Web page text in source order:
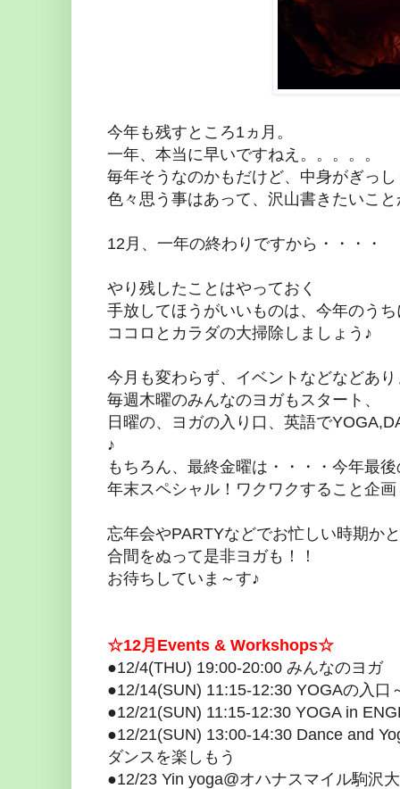
今年も残すところ1ヵ月。
一年、本当に早いですねえ。。。。。
毎年そうなのかもだけど、中身がぎっ
色々思う事はあって、沢山書きたいこ
12月、一年の終わりですから・・・・
やり残したことはやっておく
手放してほうがいいものは、今年のう
ココロとカラダの大掃除しましょう♪
今月も変わらず、イベントなどなどあり
毎週木曜のみんなのヨガもスタート、
日曜の、ヨガの入り口、英語で
♪
もちろん、最終金曜は・・・・今年最
年末スペシャル！ワクワクすること企
忘年会やPARTYなどでお忙しい時期か
合間をぬって是非ヨガも！！
お待ちしていま～す♪
☆12月Events & Workshops☆
●12/4(THU) 19:00-20:00 みんなのヨガ
●12/14(SUN) 11:15-12:30 YOGAの入口
●12/21(SUN) 11:15-12:30 YOGA in
●12/21(SUN) 13:00-14:30 Dance and
ダンスを楽しもう
●12/23 Yin yoga@オハナスマイル駒沢